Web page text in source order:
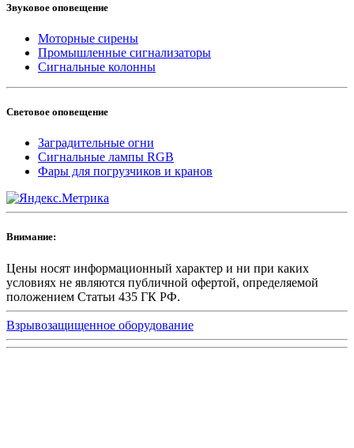
Звуковое оповещение
Моторные сирены
Промышленные сигнализаторы
Сигнальные колонны
Световое оповещение
Заградительные огни
Сигнальные лампы RGB
Фары для погрузчиков и кранов
Внимание:
Цены носят информационный характер и ни при каких
условиях не являются публичной офертой, определяемой
положением Статьи 435 ГК РФ.
Взрывозащищенное оборудование